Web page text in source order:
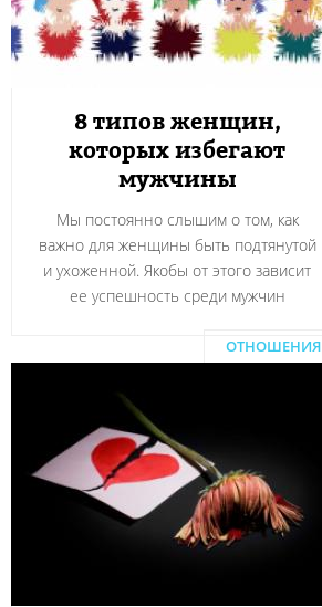
8 типов женщин,
которых избегают
мужчины
Мы постоянно слышим о том, как
важно для женщины быть подтянутой
и ухоженной. Якобы от этого зависит
ее успешность среди мужчин
ОТНОШЕНИЯ